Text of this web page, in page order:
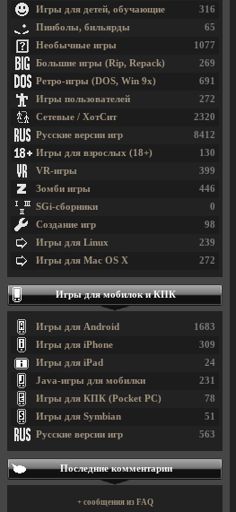
316
Игры для детей, обучающие
65
Пинболы, бильярды
1077
Необычные игры
269
Большие игры (Rip, Repack)
691
Ретро-игры (DOS, Win 9x)
272
Игры пользователей
2320
Сетевые / ХотСит
8412
Русские версии игр
130
Игры для взрослых (18+)
399
VR-игры
446
Зомби игры
0
SGi-сборники
98
Создание игр
239
Игры для Linux
272
Игры для Mac OS X
Игры для мобилок и КПК
1683
Игры для Android
309
Игры для iPhone
24
Игры для iPad
231
Java-игры для мобилки
78
Игры для КПК (Pocket PC)
51
Игры для Symbian
563
Русские версии игр
Последние комментарии
+ сообщения из FAQ